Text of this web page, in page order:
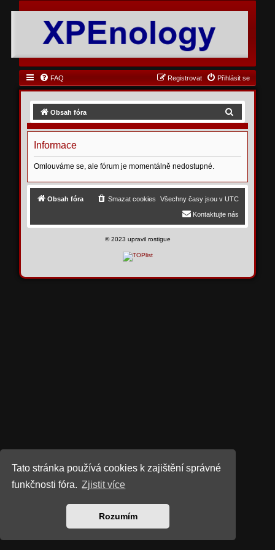
Tato stránka používá cookies k zajištění správné
funkčnosti fóra. Zjistit více
Rozumím
FAQ Přihlásit se
Registrovat
Obsah fóra
d
t
Informace
Omlouváme se, ale fórum je momentálně nedostupné.
Obsah fóra Všechny časy jsou v UTC
Smazat cookies
Kontaktujte nás
©2023 upravil rostigue